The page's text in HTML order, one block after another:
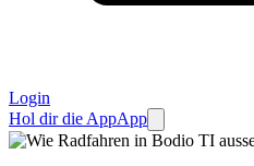
Login
Hol dir die AppApp